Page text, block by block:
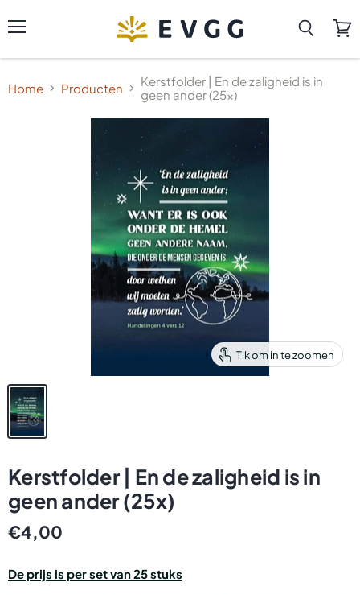
Home Producten
Kerstfolder | En de zaligheid is in
geen ander (25x)
Tik om in te zoomen
Kerstfolder | En de zaligheid is in
geen ander (25x)
€4,00
De prijs is per set van 25 stuks